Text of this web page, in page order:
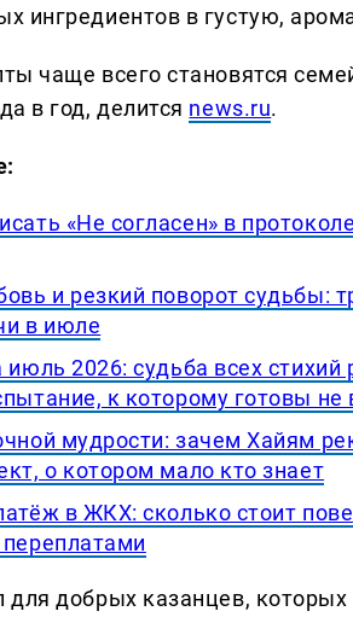
ингредиентов в густую,
чаще всего становятся
в год, делится news.ru.
«Не согласен» в
и резкий поворот судьбы:
в июле
июль 2026: судьба всех
к которому готовы не
мудрости: зачем Хайям
о котором мало кто знает
в ЖКХ: сколько стоит
добрых казанцев,